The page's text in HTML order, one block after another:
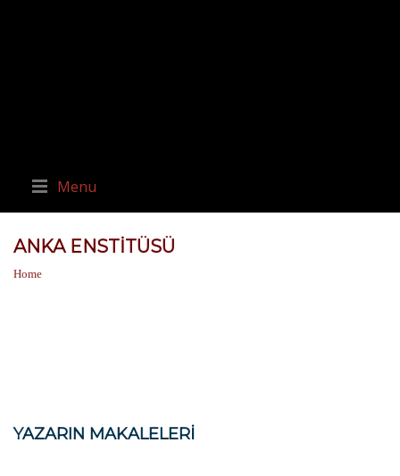
Menu
ANKA ENSTITÜSÜ
Home
YAZARIN MAKALELERİ